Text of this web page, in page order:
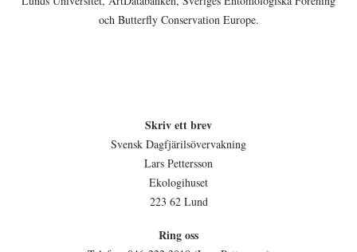
och Butterfly Conservation Europe.
Skriv ett brev
Svensk Dagfjärilsövervakning
Lars Pettersson
Ekologihuset
223 62 Lund
Ring oss